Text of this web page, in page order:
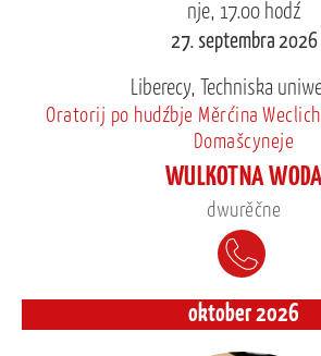
nje, 17.00 hodź
27. septembra 2026
Liberecy, Techniska
Oratorij po hudźbje Měrćina
Domašcyneje
WULKOTNA
dwurěčne
oktober 2026